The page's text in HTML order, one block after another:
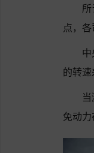
点，
的转速
免动力